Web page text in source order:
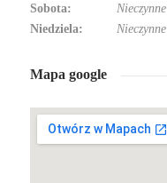
Sobota:
Niedziela:
Nieczynne
Nieczynne
Mapa google